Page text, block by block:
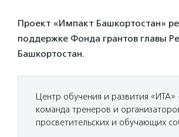
Проект «Импакт Башкортостан»
поддержке Фонда грантов главы
Башкортостан.
Центр обучения и развития «ИТА»
команда тренеров и
просветительских и обучающих